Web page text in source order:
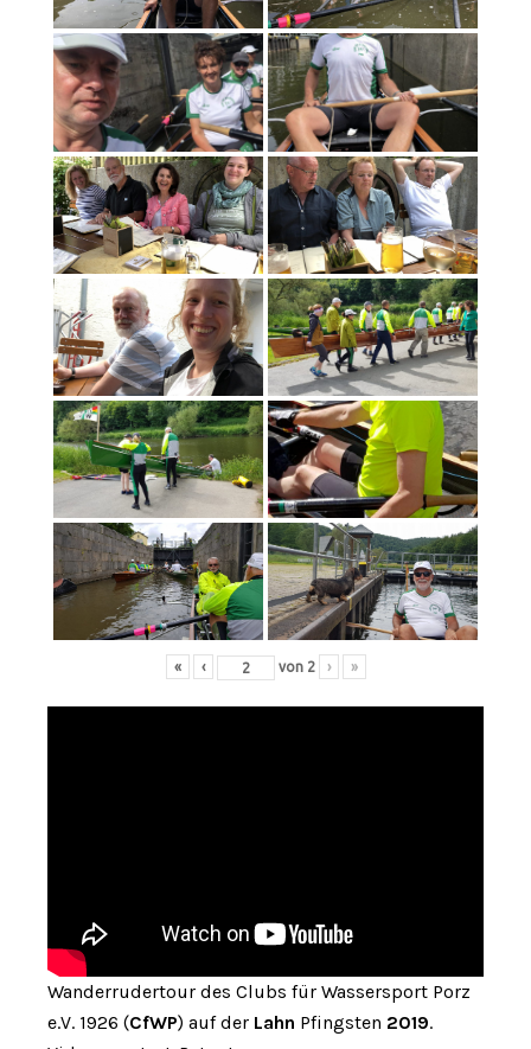
« ‹ von 2 › »
Wanderrudertour des Clubs für Wassersport Porz
e.V. 1926 (CfWP) auf der Lahn Pfingsten 2019.